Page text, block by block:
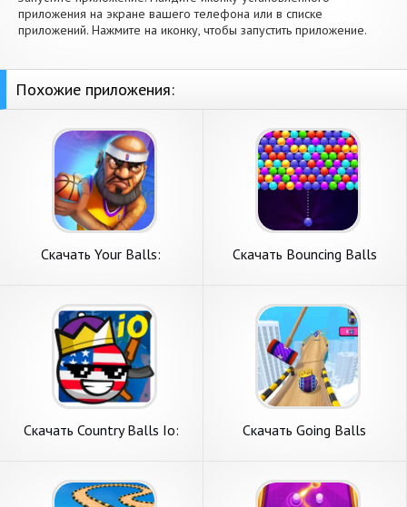
приложения на экране вашего телефона или в списке
приложений. Нажмите на иконку, чтобы запустить приложение.
Похожие приложения:
Скачать Your Balls:
Скачать Bouncing Balls
Скачать Country Balls Io:
Андроид
Скачать Going Balls
Андроид